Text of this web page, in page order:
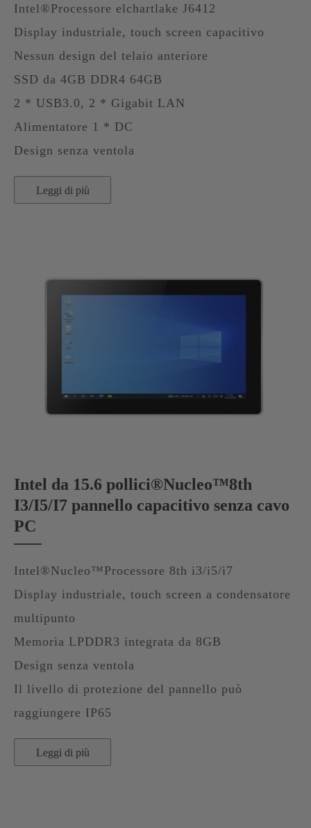
Intel®Processore elchartlake J6412
Display industriale, touch screen capacitivo
Nessun design del telaio anteriore
SSD da 4GB DDR4 64GB
2 * USB3.0, 2 * Gigabit LAN
Alimentatore 1 * DC
Design senza ventola
Leggi di più
Intel da 15.6 pollici®Nucleo™8th
I3/I5/I7 pannello capacitivo senza cavo
PC
Intel®Nucleo™Processore 8th i3/i5/i7
Display industriale, touch screen a condensatore
multipunto
Memoria LPDDR3 integrata da 8GB
Design senza ventola
Il livello di protezione del pannello può
raggiungere IP65
Leggi di più